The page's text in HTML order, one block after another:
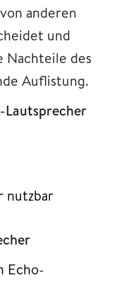
anderen
und
Nachteile des
Auflistung.
Lautsprecher
nutzbar
Echo-